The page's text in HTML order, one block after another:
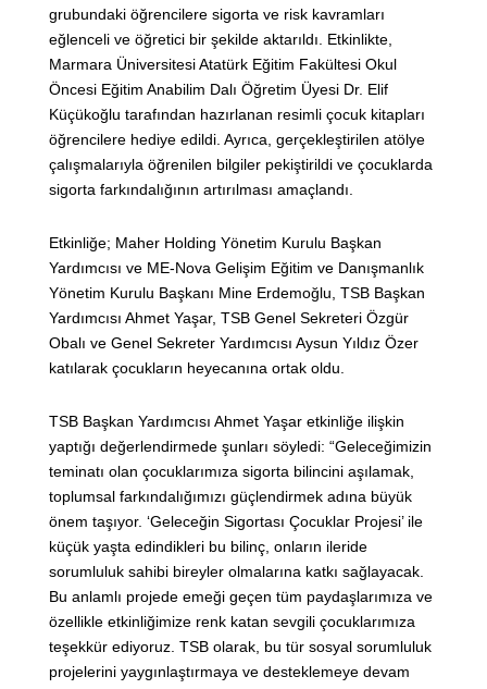
grubundaki öğrencilere sigorta ve risk kavramları
eğlenceli ve öğretici bir şekilde aktarıldı. Etkinlikte,
Marmara Üniversitesi Atatürk Eğitim Fakültesi Okul
Öncesi Eğitim Anabilim Dalı Öğretim Üyesi Dr. Elif
Küçükoğlu tarafından hazırlanan resimli çocuk kitapları
öğrencilere hediye edildi. Ayrıca, gerçekleştirilen atölye
çalışmalarıyla öğrenilen bilgiler pekiştirildi ve çocuklarda
sigorta farkındalığının artırılması amaçlandı.
Etkinliğe; Maher Holding Yönetim Kurulu Başkan
Yardımcısı ve ME-Nova Gelişim Eğitim ve Danışmanlık
Yönetim Kurulu Başkanı Mine Erdemoğlu, TSB Başkan
Yardımcısı Ahmet Yaşar, TSB Genel Sekreteri Özgür
Obalı ve Genel Sekreter Yardımcısı Aysun Yıldız Özer
katılarak çocukların heyecanına ortak oldu.
TSB Başkan Yardımcısı Ahmet Yaşar etkinliğe ilişkin
yaptığı değerlendirmede şunları söyledi: “Geleceğimizin
teminatı olan çocuklarımıza sigorta bilincini aşılamak,
toplumsal farkındalığımızı güçlendirmek adına büyük
önem taşıyor. ‘Geleceğin Sigortası Çocuklar Projesi’ ile
küçük yaşta edindikleri bu bilinç, onların ileride
sorumluluk sahibi bireyler olmalarına katkı sağlayacak.
Bu anlamlı projede emeği geçen tüm paydaşlarımıza ve
özellikle etkinliğimize renk katan sevgili çocuklarımıza
teşekkür ediyoruz. TSB olarak, bu tür sosyal sorumluluk
projelerini yaygınlaştırmaya ve desteklemeye devam